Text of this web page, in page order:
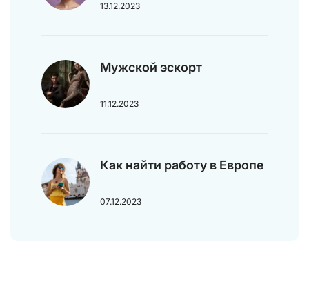
13.12.2023
Мужской эскорт
11.12.2023
Как найти работу в Европе
07.12.2023